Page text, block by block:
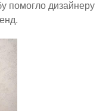
помогло дизайнеру